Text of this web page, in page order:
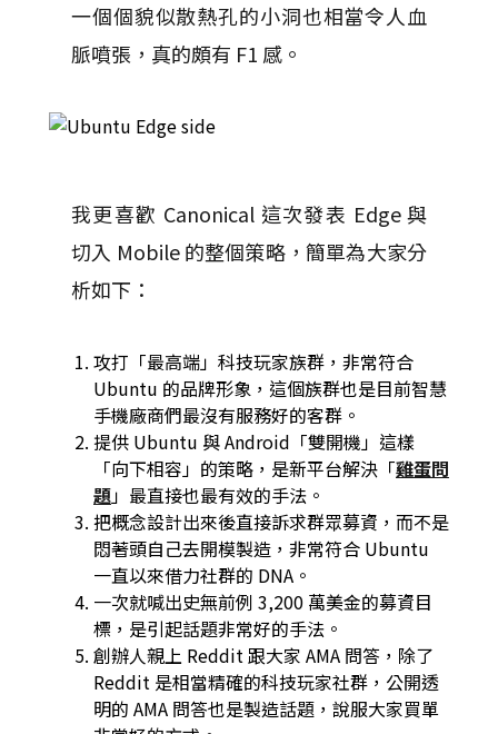
一個個貌似散熱孔的小洞也相當令人血
脈噴張，真的頗有 F1 感。
我更喜歡 Canonical 這次發表 Edge 與
切入 Mobile 的整個策略，簡單為大家分
析如下：
攻打「最高端」科技玩家族群，非常符合
Ubuntu 的品牌形象，這個族群也是目前智慧
手機廠商們最沒有服務好的客群。
提供 Ubuntu 與 Android「雙開機」這樣
「向下相容」的策略，是新平台解決「雞蛋問
題」最直接也最有效的手法。
把概念設計出來後直接訴求群眾募資，而不是
悶著頭自己去開模製造，非常符合 Ubuntu
一直以來借力社群的 DNA。
一次就喊出史無前例 3,200 萬美金的募資目
標，是引起話題非常好的手法。
創辦人親上 Reddit 跟大家 AMA 問答，除了
Reddit 是相當精確的科技玩家社群，公開透
明的 AMA 問答也是製造話題，說服大家買單